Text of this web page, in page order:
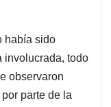
había sido
involucrada, todo
observaron
parte de la